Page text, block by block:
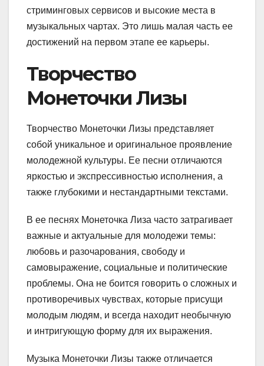
стриминговых сервисов и высокие места в
музыкальных чартах. Это лишь малая часть ее
достижений на первом этапе ее карьеры.
Творчество
Монеточки Лизы
Творчество Монеточки Лизы представляет
собой уникальное и оригинальное проявление
молодежной культуры. Ее песни отличаются
яркостью и экспрессивностью исполнения, а
также глубокими и нестандартными текстами.
В ее песнях Монеточка Лиза часто затрагивает
важные и актуальные для молодежи темы:
любовь и разочарования, свободу и
самовыражение, социальные и политические
проблемы. Она не боится говорить о сложных и
противоречивых чувствах, которые присущи
молодым людям, и всегда находит необычную
и интригующую форму для их выражения.
Музыка Монеточки Лизы также отличается